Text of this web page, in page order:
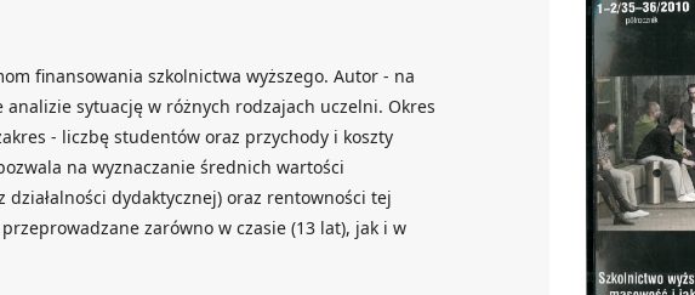
finansowania szkolnictwa wyższego. Autor - na
sytuację w różnych rodzajach uczelni. Okres
- liczbę studentów oraz przychody i koszty
na wyznaczanie średnich wartości
dydaktycznej) oraz rentowności tej
zarówno w czasie (13 lat), jak i w